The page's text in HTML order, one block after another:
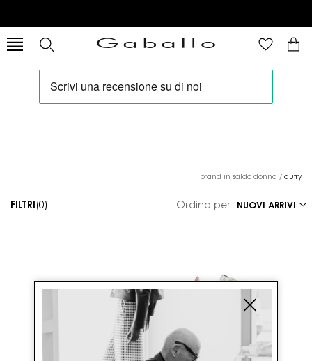
brand in saldo donna / autry
FILTRI (0) Ordina per